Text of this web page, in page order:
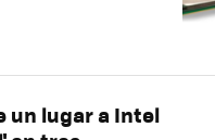
un lugar a Intel